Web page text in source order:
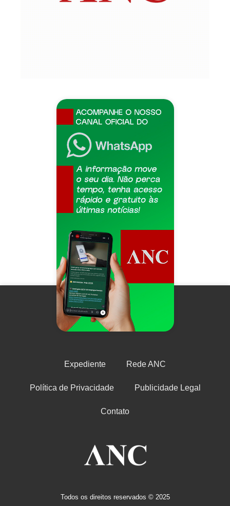
Expediente Rede ANC
Política de Privacidade Publicidade Legal
Contato
Todos os direitos reservados © 2025